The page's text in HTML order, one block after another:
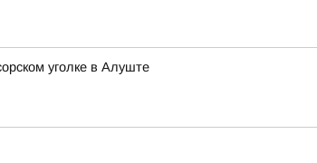
уголке в Алуште